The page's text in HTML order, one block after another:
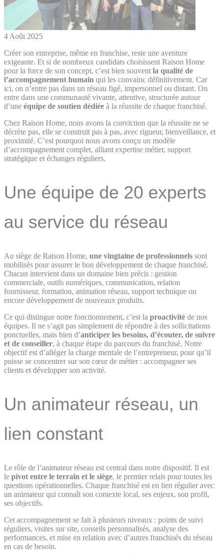
4 Août 2025
Créer son entreprise, même en franchise, reste une aventure
exigeante. Et si de nombreux candidats choisissent Raison Home
pour la force de son concept, c’est bien souvent la qualité de
l’accompagnement humain qui les convainc définitivement. Car
ici, on n’entre pas dans un réseau figé, impersonnel ou distant. On
entre dans une communauté vivante, attentive, structurée autour
d’une équipe de soutien dédiée à la réussite de chaque franchisé.
Chez Raison Home, nous avons la conviction que la réussite ne se
décrète pas, elle se construit pas à pas, avec rigueur, bienveillance, et
proximité. C’est pourquoi nous avons conçu un modèle
d’accompagnement complet, alliant expertise métier, support
stratégique et échanges réguliers.
Une équipe de 20 experts
au service du réseau
Au siège de Raison Home, une vingtaine de professionnels sont
mobilisés pour assurer le bon développement de chaque franchisé.
Chacun intervient dans un domaine bien précis : gestion
commerciale, outils numériques, communication, relation
fournisseur, formation, animation réseau, support technique ou
encore développement de nouveaux produits.
Ce qui distingue notre fonctionnement, c’est la proactivité de nos
équipes. Il ne s’agit pas simplement de répondre à des sollicitations
ponctuelles, mais bien d’anticiper les besoins, d’écouter, de suivre
et de conseiller, à chaque étape du parcours du franchisé. Notre
objectif est d’alléger la charge mentale de l’entrepreneur, pour qu’il
puisse se concentrer sur son cœur de métier : accompagner ses
clients et développer son activité.
Un animateur réseau, un
lien constant
Le rôle de l’animateur réseau est central dans notre dispositif. Il est
le pivot entre le terrain et le siège, le premier relais pour toutes les
questions opérationnelles. Chaque franchisé est en lien régulier avec
un animateur qui connaît son contexte local, ses enjeux, son profil,
ses objectifs.
Cet accompagnement se fait à plusieurs niveaux : points de suivi
réguliers, visites sur site, conseils personnalisés, analyse des
performances, et mise en relation avec d’autres franchisés du réseau
en cas de besoin.